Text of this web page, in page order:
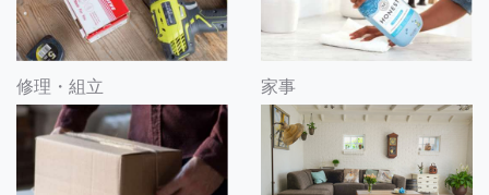
修理・組立 家事